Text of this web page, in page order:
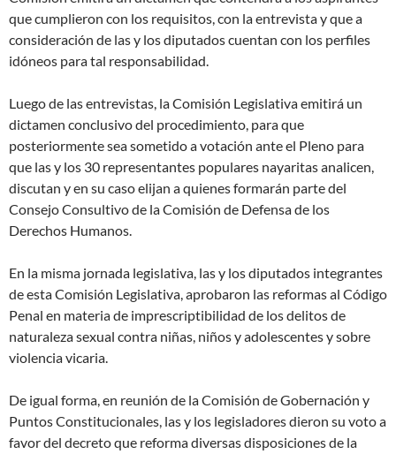
que cumplieron con los requisitos, con la entrevista y que a
consideración de las y los diputados cuentan con los perfiles
idóneos para tal responsabilidad.
Luego de las entrevistas, la Comisión Legislativa emitirá un
dictamen conclusivo del procedimiento, para que
posteriormente sea sometido a votación ante el Pleno para
que las y los 30 representantes populares nayaritas analicen,
discutan y en su caso elijan a quienes formarán parte del
Consejo Consultivo de la Comisión de Defensa de los
Derechos Humanos.
En la misma jornada legislativa, las y los diputados integrantes
de esta Comisión Legislativa, aprobaron las reformas al Código
Penal en materia de imprescriptibilidad de los delitos de
naturaleza sexual contra niñas, niños y adolescentes y sobre
violencia vicaria.
De igual forma, en reunión de la Comisión de Gobernación y
Puntos Constitucionales, las y los legisladores dieron su voto a
favor del decreto que reforma diversas disposiciones de la